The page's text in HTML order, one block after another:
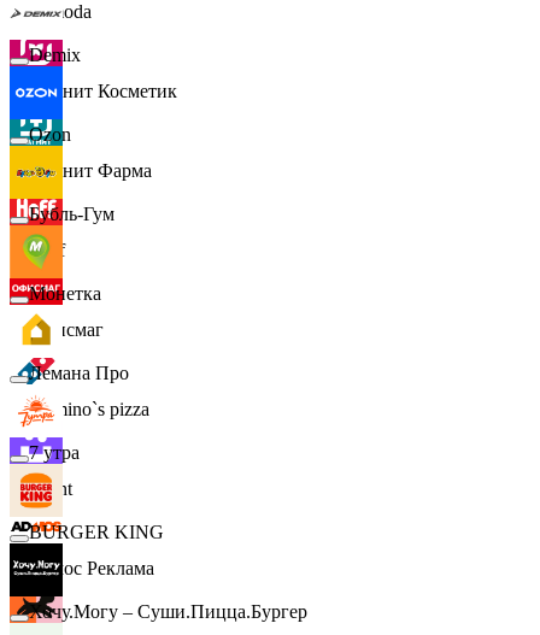
Lamoda
Магнит Косметик
Магнит Фарма
Hoff
Офисмаг
Domino`s pizza
Urent
Эдмос Реклама
Demix
Ozon
Бубль-Гум
Монетка
Лемана Про
7 утра
BURGER KING
Хочу.Могу – Суши.Пицца.Бургер